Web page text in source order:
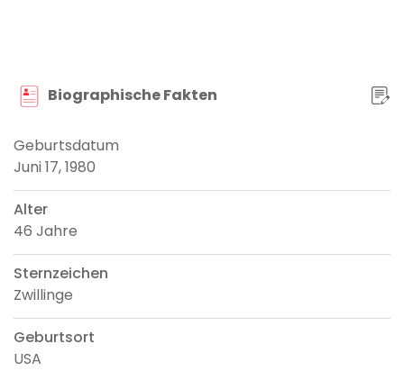
Biographische Fakten
Geburtsdatum
Juni 17, 1980
Alter
46 Jahre
Sternzeichen
Zwillinge
Geburtsort
USA